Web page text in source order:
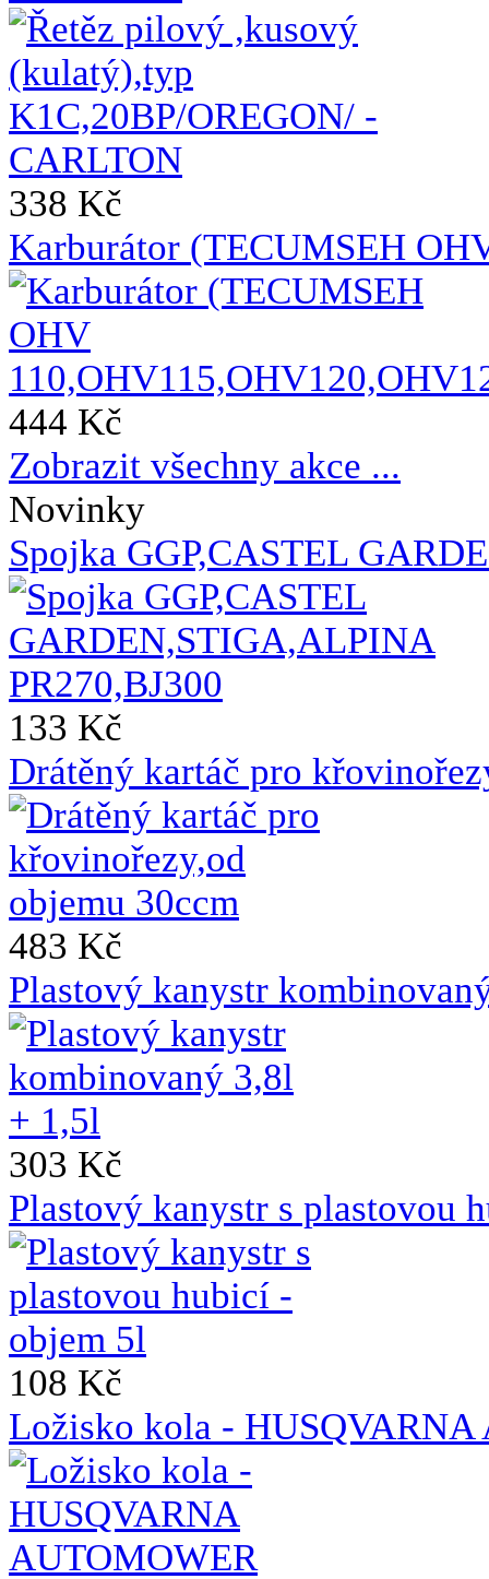
338 Kč
Karburátor (TECUMSEH
444 Kč
Zobrazit všechny akce ...
Novinky
Spojka GGP,CASTEL
133 Kč
Drátěný kartáč pro
483 Kč
Plastový kanystr
303 Kč
Plastový kanystr s plastovou
108 Kč
Ložisko kola - HUSQVARNA